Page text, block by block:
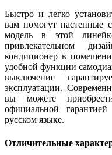
Быстро и легко
вам помогут настенные
модель в этой
привлекательном
кондиционер в
удобной функции
выключение
эксплуатации.
вы можете
официальной
русском языке.
Отличительные